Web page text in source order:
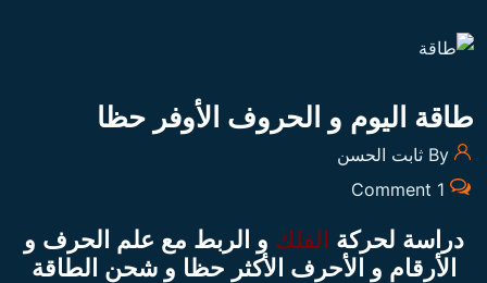
طاقة اليوم و الحروف الأوفر حظا
1 Comment
دراسة لحركة الفلك و الربط مع علم الحرف و
الأرقام و الأحرف الأكثر حظا و شحن الطاقة